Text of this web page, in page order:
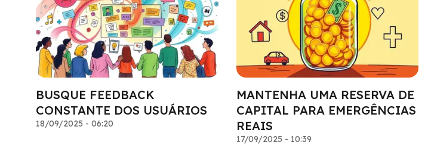
BUSQUE FEEDBACK
CONSTANTE DOS USUÁRIOS
18/09/2025 - 06:20
MANTENHA UMA RESERVA DE
CAPITAL PARA EMERGÊNCIAS
REAIS
17/09/2025 - 10:39